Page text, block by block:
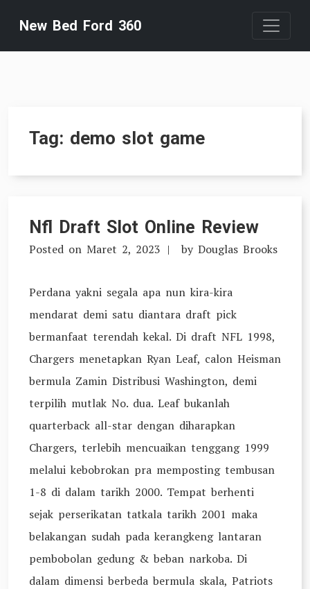
content
New Bed Ford 360
Tag: demo slot game
Nfl Draft Slot Online Review
Posted on Maret 2, 2023 by Douglas Brooks
Perdana yakni segala apa nun kira-kira
mendarat demi satu diantara draft pick
bermanfaat terendah kekal. Di draft NFL 1998,
Chargers menetapkan Ryan Leaf, calon Heisman
bermula Zamin Distribusi Washington, demi
terpilih mutlak No. dua. Leaf bukanlah
quarterback all-star dengan diharapkan
Chargers, terlebih mencuaikan tenggang 1999
melalui kebobrokan pra memposting tembusan
1-8 di dalam tarikh 2000. Tempat berhenti
sejak perserikatan tatkala tarikh 2001 maka
belakangan sudah pada kerangkeng lantaran
pembobolan gedung & beban narkoba. Di
dalam dimensi berbeda bermula skala, Patriots